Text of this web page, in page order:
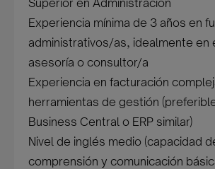
Superior en Administración
Experiencia mínima de 3 años en
administrativos/as, idealmente en
asesoría o consultor/a
Experiencia en facturación
herramientas de gestión
Business Central o ERP similar)
Nivel de inglés medio (capacidad
comprensión y comunicación